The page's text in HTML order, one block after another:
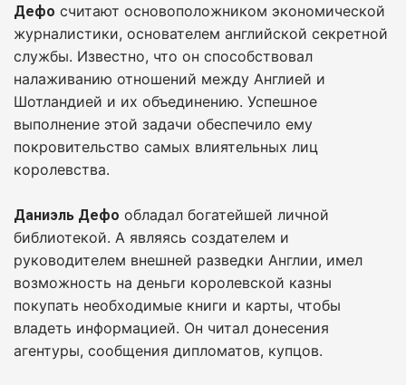
Дефо считают основоположником экономической
журналистики, основателем английской секретной
службы. Известно, что он способствовал
налаживанию отношений между Англией и
Шотландией и их объединению. Успешное
выполнение этой задачи обеспечило ему
покровительство самых влиятельных лиц
королевства.
Даниэль Дефо обладал богатейшей личной
библиотекой. А являясь создателем и
руководителем внешней разведки Англии, имел
возможность на деньги королевской казны
покупать необходимые книги и карты, чтобы
владеть информацией. Он читал донесения
агентуры, сообщения дипломатов, купцов.